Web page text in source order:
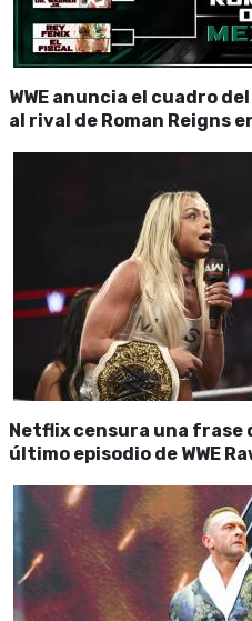
WWE anuncia el cuadro
al rival de Roman Reigns
Netflix censura una frase
último episodio de WWE